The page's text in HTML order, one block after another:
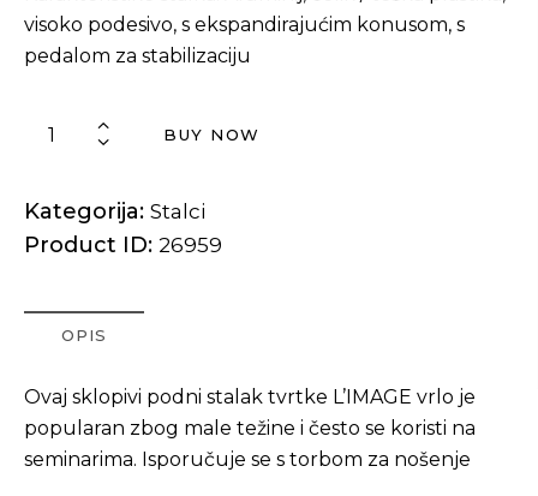
visoko podesivo, s ekspandirajućim konusom, s
pedalom za stabilizaciju
BUY NOW
Kategorija: Stalci
Product ID: 26959
OPIS
Ovaj sklopivi podni stalak tvrtke L’IMAGE vrlo je
popularan zbog male težine i često se koristi na
seminarima. Isporučuje se s torbom za nošenje